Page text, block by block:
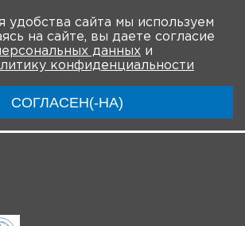
сайта мы используем
на сайте, вы даете согласие
данных и
конфиденциальности
СОГЛАСЕН(-НА)
Новости Общая информация
Видео-анонсы